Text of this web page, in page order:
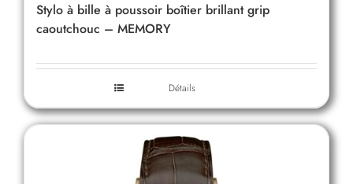
Stylo à bille à poussoir boîtier brillant grip
caoutchouc – MEMORY
Détails